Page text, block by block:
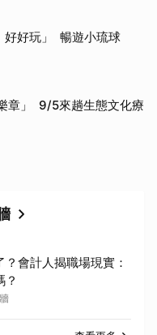
好好玩」 暢遊小琉球
樂章」 9/5來趟生態文化療
會計人揭職場現實：
？